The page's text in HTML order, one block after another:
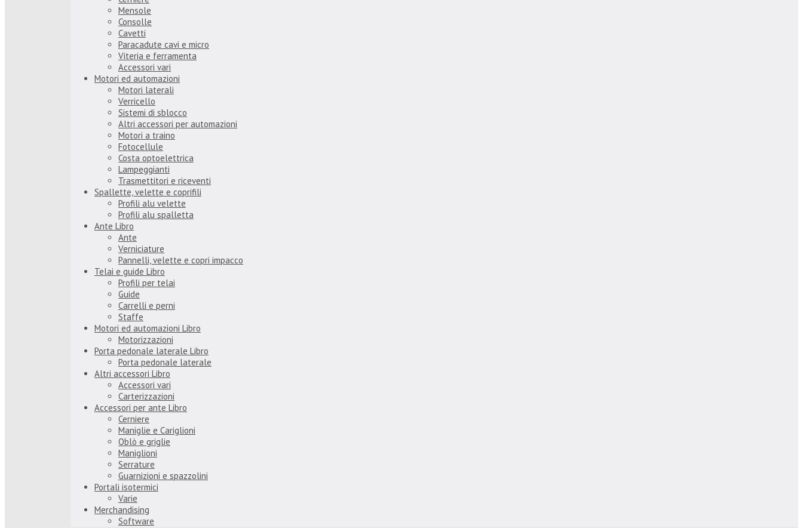
Mensole
Consolle
Cavetti
Paracadute cavi e micro
Viteria e ferramenta
Accessori vari
Motori ed automazioni
Motori laterali
Verricello
Sistemi di sblocco
Altri accessori per automazioni
Motori a traino
Fotocellule
Costa optoelettrica
Lampeggianti
Trasmettitori e riceventi
Spallette, velette e coprifili
Profili alu velette
Profili alu spalletta
Ante Libro
Ante
Verniciature
Pannelli, velette e copri impacco
Telai e guide Libro
Profili per telai
Guide
Carrelli e perni
Staffe
Motori ed automazioni Libro
Motorizzazioni
Porta pedonale laterale Libro
Porta pedonale laterale
Altri accessori Libro
Accessori vari
Carterizzazioni
Accessori per ante Libro
Cerniere
Maniglie e Cariglioni
Oblò e griglie
Maniglioni
Serrature
Guarnizioni e spazzolini
Portali isotermici
Varie
Merchandising
Software